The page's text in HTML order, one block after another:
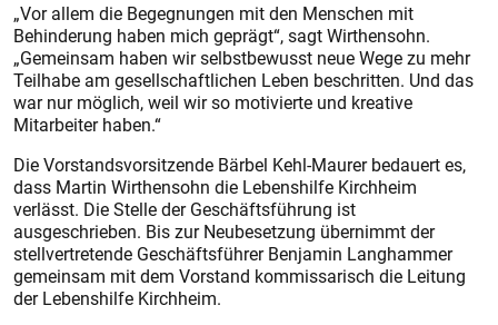
„Vor allem die Begegnungen mit den Menschen mit
Behinderung haben mich geprägt“, sagt Wirthensohn.
„Gemeinsam haben wir selbstbewusst neue Wege zu mehr
Teilhabe am gesellschaftlichen Leben beschritten. Und das
war nur möglich, weil wir so motivierte und kreative
Mitarbeiter haben.“
Die Vorstandsvorsitzende Bärbel Kehl-Maurer bedauert es,
dass Martin Wirthensohn die Lebenshilfe Kirchheim
verlässt. Die Stelle der Geschäftsführung ist
ausgeschrieben. Bis zur Neubesetzung übernimmt der
stellvertretende Geschäftsführer Benjamin Langhammer
gemeinsam mit dem Vorstand kommissarisch die Leitung
der Lebenshilfe Kirchheim.